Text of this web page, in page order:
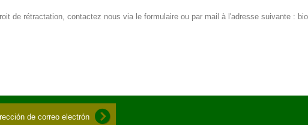
de rétractation, contactez nous via le formulaire ou par mail à l'adresse suivante :